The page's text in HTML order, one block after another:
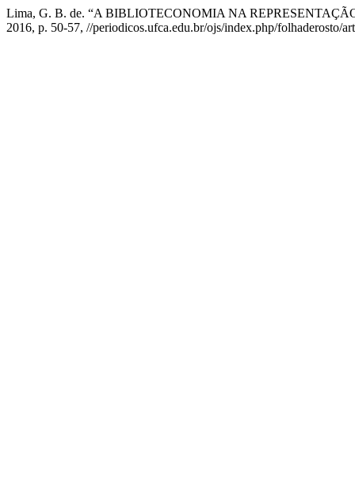
Lima, G. B. de. “A BIBLIOTECONOMIA NA
2016, p. 50-57, //periodicos.ufca.edu.br/ojs/index.php/folhaderosto/